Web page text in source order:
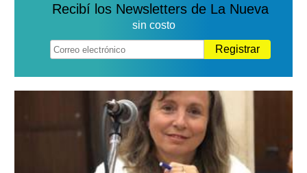
Recibí los Newsletters de La Nueva
sin costo
Registrar